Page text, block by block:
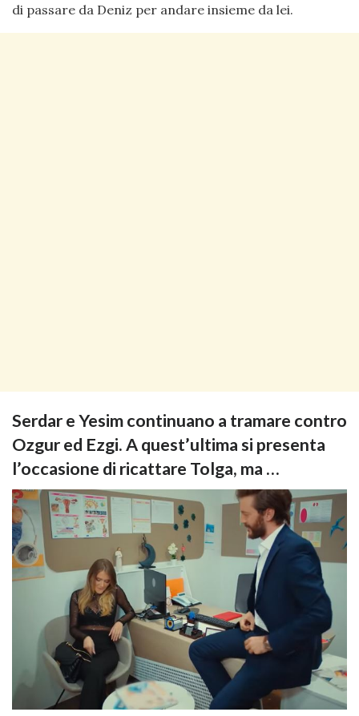
di passare da Deniz per andare insieme da lei.
Serdar e Yesim continuano a tramare contro
Ozgur ed Ezgi. A quest’ultima si presenta
l’occasione di ricattare Tolga, ma …